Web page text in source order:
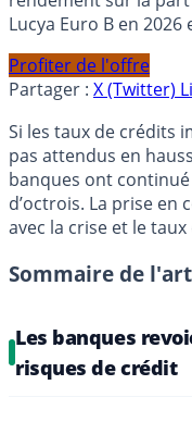
Lucya Euro B en
Profiter de l'offre
Partager : X (Twitter)
Si les taux de crédits
pas attendus en
banques ont
d’octrois. La prise
avec la crise et le
Sommaire de
Les banques
risques de crédit